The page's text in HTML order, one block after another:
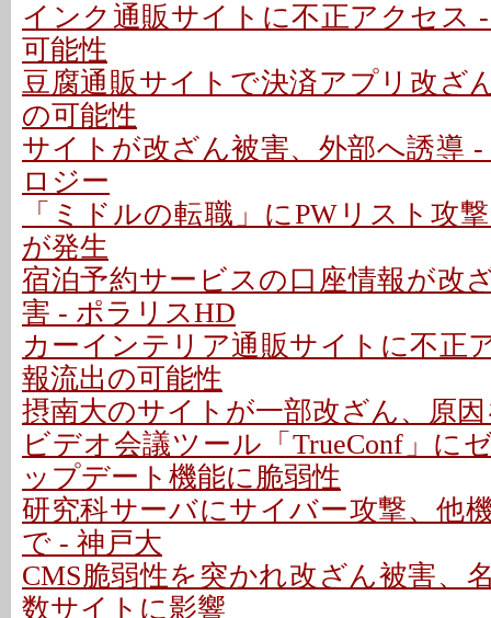
インク通販サイトに不正アクセス
可能性
豆腐通販サイトで決済アプリ改ざ
の可能性
サイトが改ざん被害、外部へ誘導
ロジー
「ミドルの転職」にPWリスト攻
が発生
宿泊予約サービスの口座情報が改
害 - ポラリスHD
カーインテリア通販サイトに不正
報流出の可能性
摂南大のサイトが一部改ざん、原
ビデオ会議ツール「TrueConf」に
ップデート機能に脆弱性
研究科サーバにサイバー攻撃、他
で - 神戸大
CMS脆弱性を突かれ改ざん被害、
数サイトに影響